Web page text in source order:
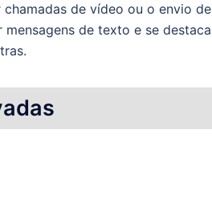
de vídeo ou o envio de
de texto e se destaca